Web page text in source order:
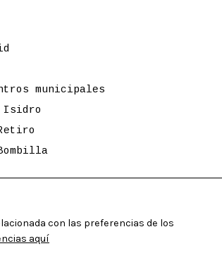
con las preferencias de los
aquí
municipales
Isidro